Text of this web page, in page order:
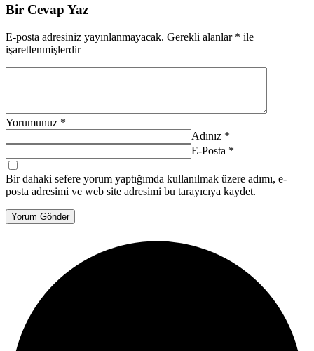
Bir Cevap Yaz
E-posta adresiniz yayınlanmayacak. Gerekli alanlar * ile
işaretlenmişlerdir
Yorumunuz *
Adınız *
E-Posta *
Bir dahaki sefere yorum yaptığımda kullanılmak üzere adımı, e-
posta adresimi ve web site adresimi bu tarayıcıya kaydet.
Yorum Gönder